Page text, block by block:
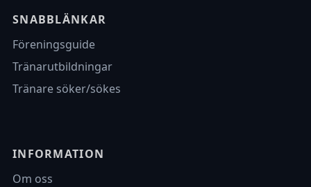
SNABBLÄNKAR
Föreningsguide
Tränarutbildningar
Tränare söker/sökes
INFORMATION
Om oss